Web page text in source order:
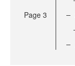
Page 3